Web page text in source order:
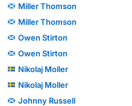
Miller Thomson
Miller Thomson
Owen Stirton
Owen Stirton
Nikolaj Moller
Nikolaj Moller
Johnny Russell